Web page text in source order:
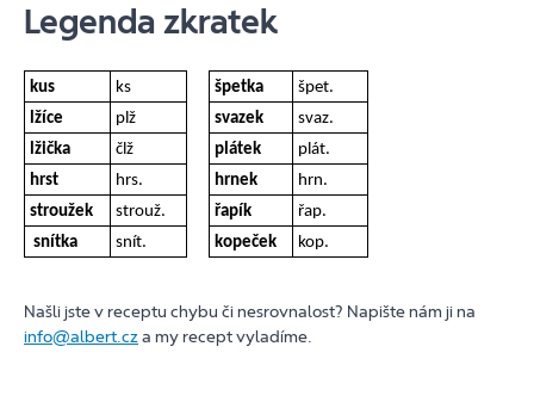
Legenda zkratek
kus ks špetka
špet.
lžíce
plž svazek
svaz.
lžička
člž plátek
plát.
hrst
hrs. hrnek
hrn.
stroužek
strouž. řapík
řap.
snítka
snít. kopeček kop.
Našli jste v receptu chybu či nesrovnalost? Napište nám ji na
info@albert.cza my recept vyladíme.